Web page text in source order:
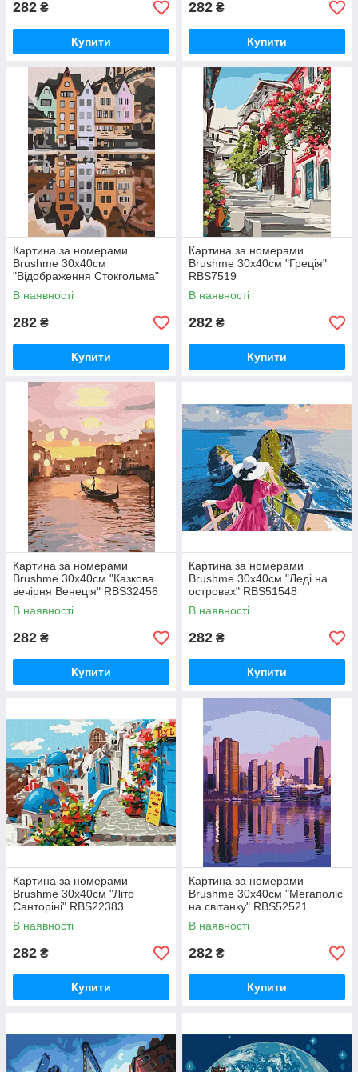
282 ₴
Купити
282 ₴
Купити
Картина за номерами
Brushme 30x40см
"Відображення Стокгольма"
RBS34835
В наявності
282 ₴
Купити
Картина за номерами
Brushme 30x40см "Греція"
RBS7519
В наявності
282 ₴
Купити
Картина за номерами
Brushme 30x40см "Казкова
вечірня Венеція" RBS32456
В наявності
282 ₴
Купити
Картина за номерами
Brushme 30x40см "Леді на
островах" RBS51548
В наявності
282 ₴
Купити
Картина за номерами
Brushme 30x40см "Літо
Санторіні" RBS22383
В наявності
282 ₴
Купити
Картина за номерами
Brushme 30x40см "Мегаполіс
на світанку" RBS52521
В наявності
282 ₴
Купити